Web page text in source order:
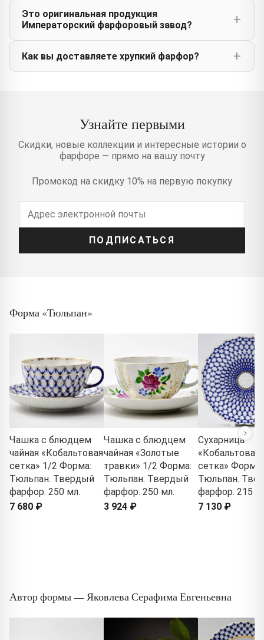
Это оригинальная продукция
Императорский фарфоровый завод?
Как вы доставляете хрупкий фарфор?
Узнайте первыми
Скидки, новые коллекции и интересные истории о
фарфоре — прямо на вашу почту
Промокод на скидку 10% на первую покупку
ПОДПИСАТЬСЯ
Форма «Тюльпан»
Чашка с блюдцем
чайная «Кобальтовая
сетка» 1/2 Форма:
Тюльпан. Твердый
фарфор. 250 мл.
7 680 ₽
Чашка с блюдцем
чайная «Золотые
травки» 1/2 Форма:
Тюльпан. Твердый
фарфор. 250 мл.
3 924 ₽
Сухарница
«Кобальтовая
сетка» Форма:
Тюльпан.
фарфор. 215
7 130 ₽
Автор формы — Яковлева Серафима Евгеньевна